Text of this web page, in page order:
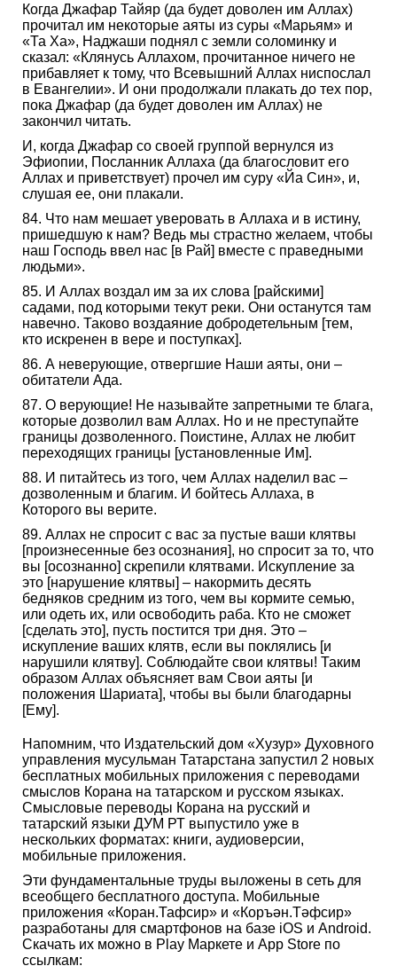
Когда Джафар Тайяр (да будет доволен им Аллах)
прочитал им некоторые аяты из суры «Марьям» и
«Та Ха», Наджаши поднял с земли соломинку и
сказал: «Клянусь Аллахом, прочитанное ничего не
прибавляет к тому, что Всевышний Аллах ниспослал
в Евангелии». И они продолжали плакать до тех пор,
пока Джафар (да будет доволен им Аллах) не
закончил читать.
И, когда Джафар со своей группой вернулся из
Эфиопии, Посланник Аллаха (да благословит его
Аллах и приветствует) прочел им суру «Йа Син», и,
слушая ее, они плакали.
84. Что нам мешает уверовать в Аллаха и в истину,
пришедшую к нам? Ведь мы страстно желаем, чтобы
наш Господь ввел нас [в Рай] вместе с праведными
людьми».
85. И Аллах воздал им за их слова [райскими]
садами, под которыми текут реки. Они останутся там
навечно. Таково воздаяние добродетельным [тем,
кто искренен в вере и поступках].
86. А неверующие, отвергшие Наши аяты, они –
обитатели Ада.
87. О верующие! Не называйте запретными те блага,
которые дозволил вам Аллах. Но и не преступайте
границы дозволенного. Поистине, Аллах не любит
переходящих границы [установленные Им].
88. И питайтесь из того, чем Аллах наделил вас –
дозволенным и благим. И бойтесь Аллаха, в
Которого вы верите.
89. Аллах не спросит с вас за пустые ваши клятвы
[произнесенные без осознания], но спросит за то, что
вы [осознанно] скрепили клятвами. Искупление за
это [нарушение клятвы] – накормить десять
бедняков средним из того, чем вы кормите семью,
или одеть их, или освободить раба. Кто не сможет
[сделать это], пусть постится три дня. Это –
искупление ваших клятв, если вы поклялись [и
нарушили клятву]. Соблюдайте свои клятвы! Таким
образом Аллах объясняет вам Свои аяты [и
положения Шариата], чтобы вы были благодарны
[Ему].
Напомним, что Издательский дом «Хузур» Духовного
управления мусульман Татарстана запустил 2 новых
бесплатных мобильных приложения с переводами
смыслов Корана на татарском и русском языках.
Смысловые переводы Корана на русский и
татарский языки ДУМ РТ выпустило уже в
нескольких форматах: книги, аудиоверсии,
мобильные приложения.
Эти фундаментальные труды выложены в сеть для
всеобщего бесплатного доступа. Мобильные
приложения «Коран.Тафсир» и «Коръән.Тәфсир»
разработаны для смартфонов на базе iOS и Android.
Скачать их можно в Play Маркете и App Store по
ссылкам: